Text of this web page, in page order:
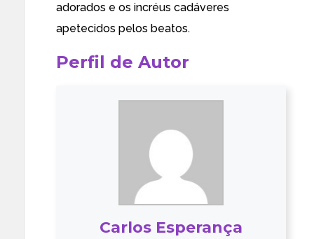
adorados e os incréus cadáveres
apetecidos pelos beatos.
Perfil de Autor
Carlos Esperança